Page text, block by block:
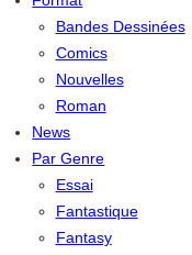
Bandes Dessinées
Comics
Nouvelles
Roman
News
Par Genre
Essai
Fantastique
Fantasy